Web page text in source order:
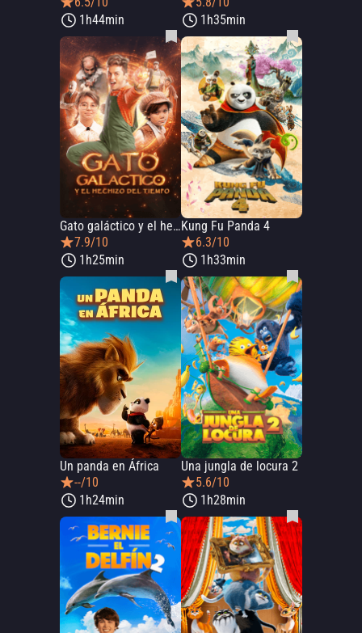
1h44min
1h35min
Gato galáctico y el hechizo del tiempo
7.9/10
1h25min
Kung Fu Panda 4
6.3/10
1h33min
Un panda en África
--/10
1h24min
Una jungla de locura 2
5.6/10
1h28min